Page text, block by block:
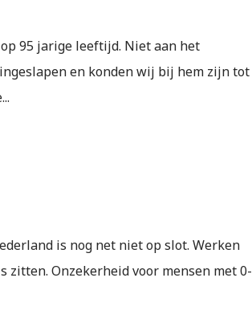
95 jarige leeftijd. Niet aan het
en konden wij bij hem zijn tot
is nog net niet op slot. Werken
zitten. Onzekerheid voor mensen met 0-